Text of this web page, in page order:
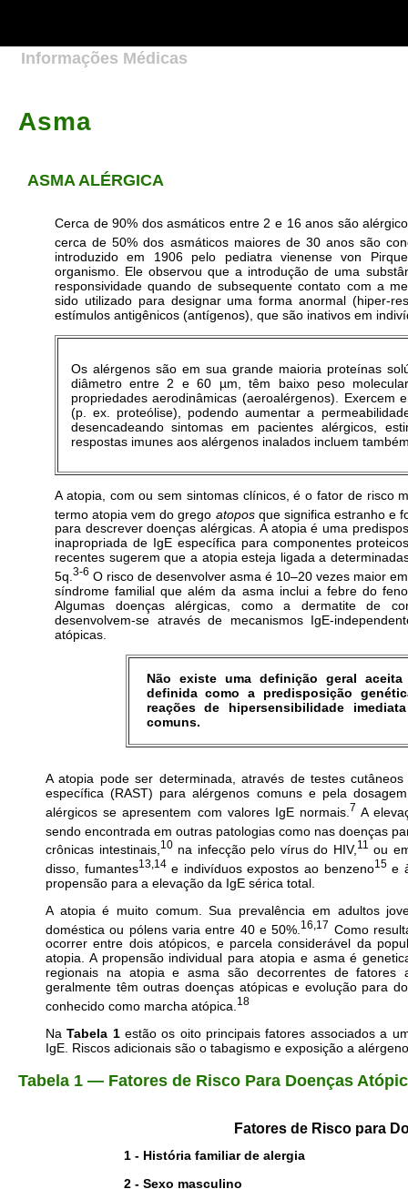
Informações Médicas
Asma
ASMA ALÉRGICA
Cerca de 90% dos asmáticos entre 2 e 16 anos são
cerca de 50% dos asmáticos maiores de 30 anos são
introduzido em 1906 pelo pediatra vienense von
organismo. Ele observou que a introdução de uma
responsividade quando de subsequente contato com a
sido utilizado para designar uma forma anormal (hiper-
estímulos antigênicos (antígenos), que são inativos em
Os alérgenos são em sua grande maioria proteínas
diâmetro entre 2 e 60 µm, têm baixo peso
propriedades aerodinâmicas (aeroalérgenos).
(p. ex. proteólise), podendo aumentar a
desencadeando sintomas em pacientes alérgicos,
respostas imunes aos alérgenos inalados incluem
A atopia, com ou sem sintomas clínicos, é o fator de risco
termo atopia vem do grego atopos que significa estranho e
para descrever doenças alérgicas. A atopia é uma
inapropriada de IgE específica para componentes
recentes sugerem que a atopia esteja ligada a
5q. 3-6 O risco de desenvolver asma é 10–20 vezes maior
síndrome familial que além da asma inclui a febre do
Algumas doenças alérgicas, como a dermatite de
desenvolvem-se através de mecanismos IgE-
atópicas.
Não existe uma definição geral
definida como a predisposição
reações de hipersensibilidade
comuns.
A atopia pode ser determinada, através de testes
específica (RAST) para alérgenos comuns e pela
alérgicos se apresentem com valores IgE normais. 7 A
sendo encontrada em outras patologias como nas doenças
crônicas intestinais, 10na infecção pelo vírus do HIV, 11
ou
disso, fumantes13,14e indivíduos expostos ao benzeno15e
propensão para a elevação da IgE sérica total.
A atopia é muito comum. Sua prevalência em adultos
doméstica ou pólens varia entre 40 e 50%. 16,17 Como
ocorrer entre dois atópicos, e parcela considerável da
atopia. A propensão individual para atopia e asma é
regionais na atopia e asma são decorrentes de fatores
geralmente têm outras doenças atópicas e evolução para
conhecido como marcha atópica. 18
NaTabela 1estão os oito principais fatores associados a
IgE. Riscos adicionais são o tabagismo e exposição a
Tabela 1 — Fatores de Risco Para Doenças
Fatores de Risco para
1 - História familiar de alergia
2 - Sexo masculino